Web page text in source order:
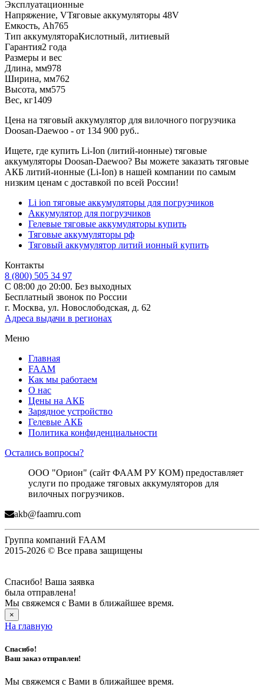
Эксплуатационные
Напряжение, VТяговые аккумуляторы 48V
Емкость, Ah765
Тип аккумулятораКислотный, литиевый
Гарантия2 года
Размеры и вес
Длина, мм978
Ширина, мм762
Высота, мм575
Вес, кг1409
Цена на тяговый аккумулятор для вилочного погрузчика
Doosan-Daewoo - от 134 900 руб..
Ищете, где купить Li-Ion (литий-ионные) тяговые
аккумуляторы Doosan-Daewoo? Вы можете заказать тяговые
АКБ литий-ионные (Li-Ion) в нашей компании по самым
низким ценам с доставкой по всей России!
Li ion тяговые аккумуляторы для погрузчиков
Аккумулятор для погрузчиков
Гелевые тяговые аккумуляторы купить
Тяговые аккумуляторы рф
Тяговый аккумулятор литий ионный купить
Контакты
8 (800) 505 34 97
С 08:00 до 20:00. Без выходных
Бесплатный звонок по России
г. Москва, ул. Новослободская, д. 62
Адреса выдачи в регионах
Меню
Главная
FAAM
Как мы работаем
О нас
Цены на АКБ
Зарядное устройство
Гелевые АКБ
Политика конфиденциальности
Остались вопросы?
ООО "Орион" (сайт ФААМ РУ КОМ) предоставляет
услуги по продаже тяговых аккумуляторов для
вилочных погрузчиков.
akb@faamru.com
Группа компаний FAAM
2015-2026 © Все права защищены
Спасибо! Ваша заявка
была отправлена!
Мы свяжемся с Вами в ближайшее время.
×
На главную
Спасибо!
Ваш заказ отправлен!
Мы свяжемся с Вами в ближайшее время.